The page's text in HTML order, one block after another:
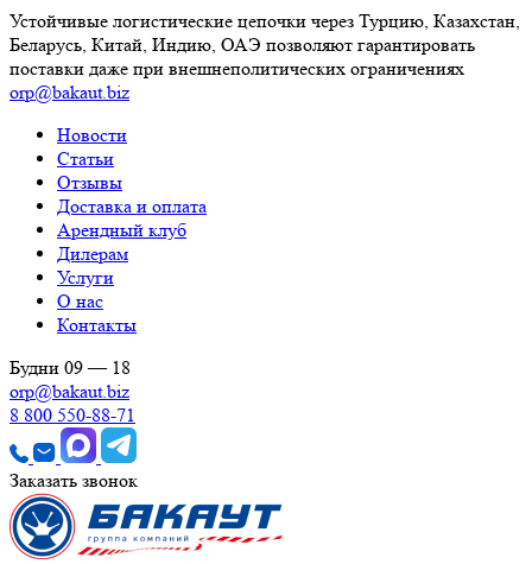
Устойчивые логистические цепочки через Турцию, Казахстан,
Беларусь, Китай, Индию, ОАЭ позволяют гарантировать
поставки даже при внешнеполитических ограничениях
orp@bakaut.biz
Новости
Статьи
Отзывы
Доставка и оплата
Арендный клуб
Дилерам
Услуги
О нас
Контакты
Будни 09 — 18
orp@bakaut.biz
8 800 550-88-71
Заказать звонок